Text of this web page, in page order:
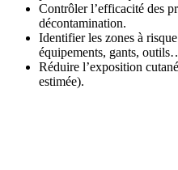
Contrôler l’efficacité des
décontamination.
Identifier les zones à
équipements, gants,
Réduire l’exposition
estimée).